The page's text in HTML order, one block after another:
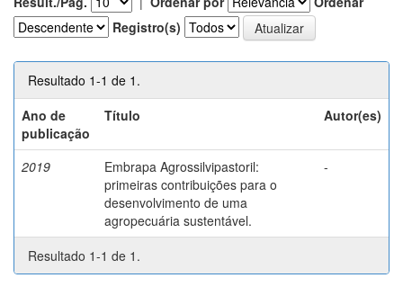
Registro(s)
Resultado 1-1 de 1.
Ano de
publicação
Título Autor(es)
2019
Embrapa Agrossilvipastoril:
primeiras contribuições para o
desenvolvimento de uma
agropecuária sustentável.
-
Resultado 1-1 de 1.